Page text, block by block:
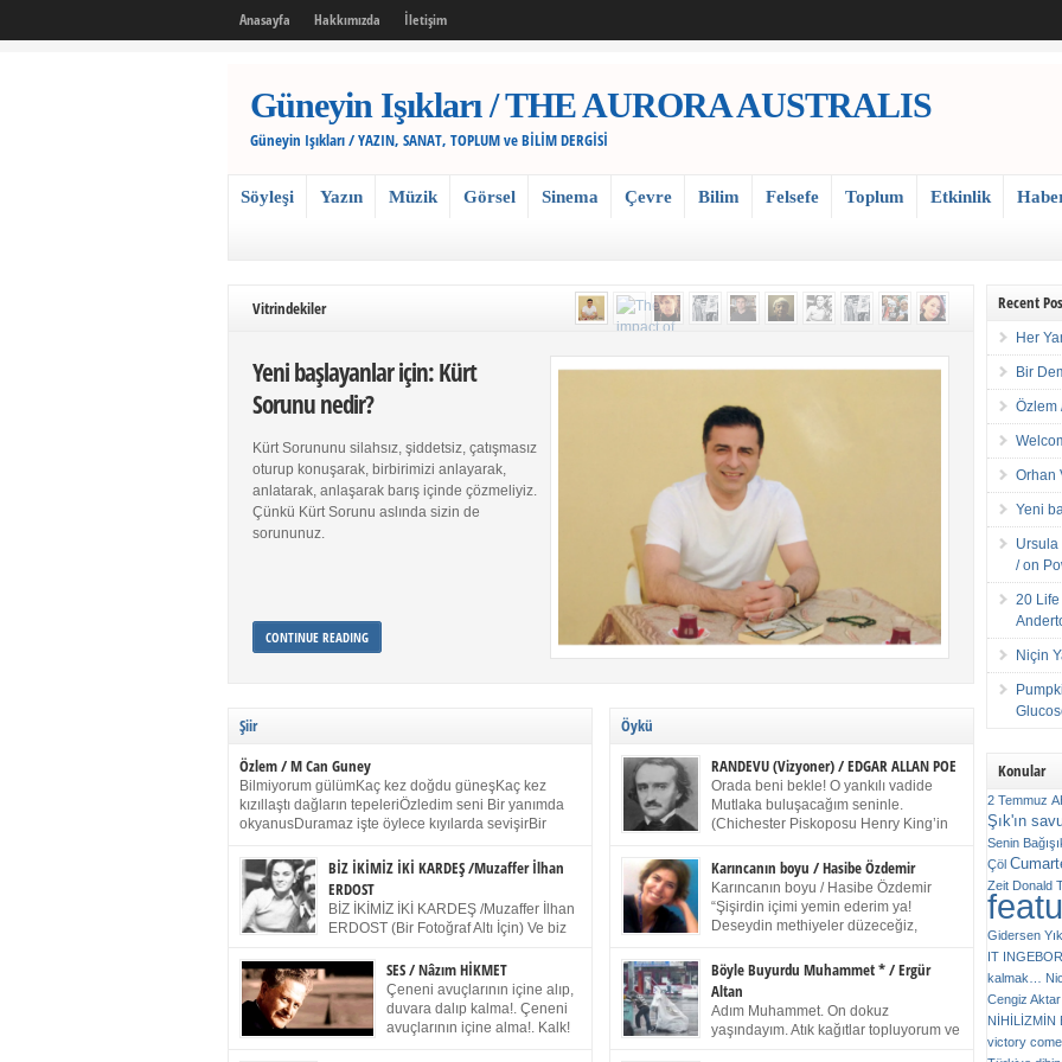
Anasayfa Hakkımızda İletişim
Güneyin Işıkları / THE AURORA AUSTRALIS
Güneyin Işıkları / YAZIN, SANAT, TOPLUM ve BİLİM DERGİSİ
Söyleşi Yazın Müzik Görsel Sinema Çevre Bilim Felsefe Toplum Etkinlik
Vitrindekiler
Yeni başlayanlar için: Kürt
Sorunu nedir?
Kürt Sorununu silahsız, şiddetsiz, çatışmasız
oturup konuşarak, birbirimizi anlayarak,
anlatarak, anlaşarak barış içinde çözmeliyiz.
Çünkü Kürt Sorunu aslında sizin de
sorununuz.
CONTINUE READING
Şiir
Özlem / M Can Guney
Bilmiyorum gülümKaç kez doğdu güneşKaç kez
kızıllaştı dağların tepeleriÖzledim seni Bir yanımda
okyanusDuramaz işte öylece kıyılarda sevişirBir
dururSokulur yalnızlığıma kokun olur Gözlerim bir
buruk gülümsemeDudağımda buğusu
öpüşlerinGeceler boyuÖzledim seni 2004 Haziran
Sydney / Toplumsal Kaynak / Memduh Güney
BİZ İKİMİZ İKİ KARDEŞ /Muzaffer İlhan
ERDOST
BİZ İKİMİZ İKİ KARDEŞ /Muzaffer İlhan
ERDOST (Bir Fotoğraf Altı İçin) Ve biz
Duracağız Fotoğrafımızda durduğumuz gibi Benim
ellerimde kelepçe Yüzümde yapay bir gülüş
(Kelepçeyi yadırgamanın gülüşü belki İlk kez olduğu
için Sonra alıştım Ve unuttum sonra kelepçeyi
SES / Nâzım HİKMET
Çeneni avuçlarının içine alıp,
duvara dalıp kalma!. Çeneni
avuçlarının içine alma!. Kalk!
Öykü
RANDEVU (Vizyoner) / EDGAR ALLAN POE
Orada beni bekle! O yankılı vadide
Mutlaka buluşacağım seninle.
(Chichester Piskoposu Henry King’in
Talihsiz ve gizemli adam! – Sen ki kendi hayal
gücünün parlaklığıyla afalladın, gençliğinin alevleri
arasına düştün! Hayalimde seni tekrar görüyorum!
Bir kez daha önümde duruyor siluetin! – Olduğun –
ah olduğun gibi değil soğuk vadide ve gölgelerin […]
Karıncanın boyu / Hasibe Özdemir
Karıncanın boyu / Hasibe Özdemir
“Şişirdin içimi yemin ederim ya!
Deseydin methiyeler düzeceğiz,
titriyor. “Sana gel demedim kızım.” diyorum sakince.
“Takıldın peşime madem, ne duyarsan
katlanacaksın.” Bir sigara yakıyor. Başını yana yatırıp,
bezmiş annelerin yılgın bakışıyla süzüyor beni.
Kaşlarımı kaldırıp ona bakıyorum ben de. Pes ediyor.
Böyle Buyurdu Muhammet * / Ergür
Altan
Adım Muhammet. On dokuz
yaşındayım. Atık kağıtlar topluyorum ve
Recent
Her
Bir
Özlem
Orhan
Yeni
Ursula
/ on
20
Niçin
Konular
2 Temmuz
Şık'ın
Senin
Çöl
Zeit Donald
Gidersen
IT
kalmak…
Cengiz Aktar
NİHİLİZMİN
victory